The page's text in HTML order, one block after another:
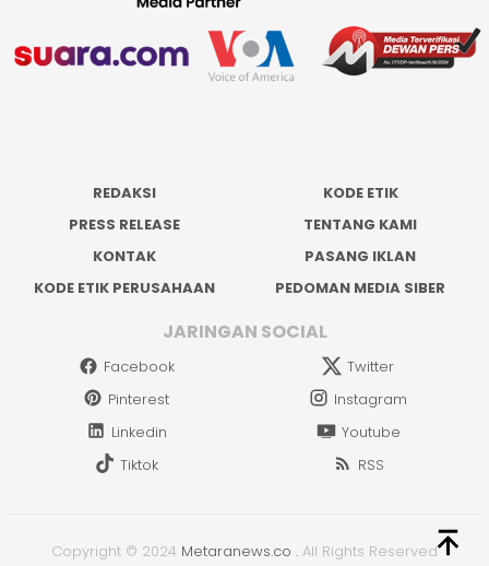
REDAKSI
KODE ETIK
PRESS RELEASE
TENTANG KAMI
KONTAK
PASANG IKLAN
KODE ETIK PERUSAHAAN
PEDOMAN MEDIA SIBER
JARINGAN SOCIAL
Facebook
Twitter
Pinterest
Instagram
Linkedin
Youtube
Tiktok
RSS
Copyright © 2024 Metaranews.co . All Rights Reserved